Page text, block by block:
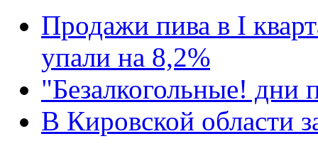
Продажи пива в I
упали на 8,2%
"Безалкогольные! дни
В Кировской области